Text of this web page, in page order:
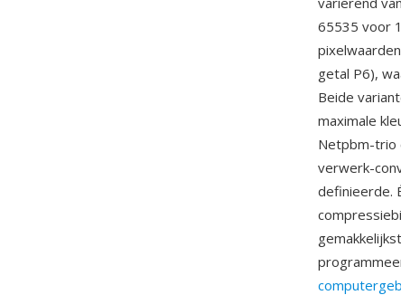
65535 voor
getal P6),
Beide
maximale
Netpbm-trio
verwerk-
definieerde.